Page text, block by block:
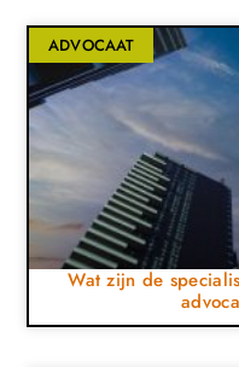
ADVOCAAT
Wat zijn de